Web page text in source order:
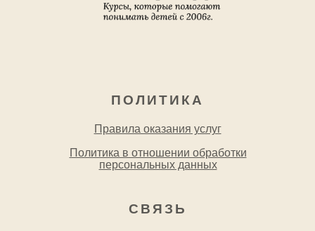
СВЯЗЬ
ПОЛИТИКА
Правила оказания услуг
Политика в отношении обработки
персональных данных